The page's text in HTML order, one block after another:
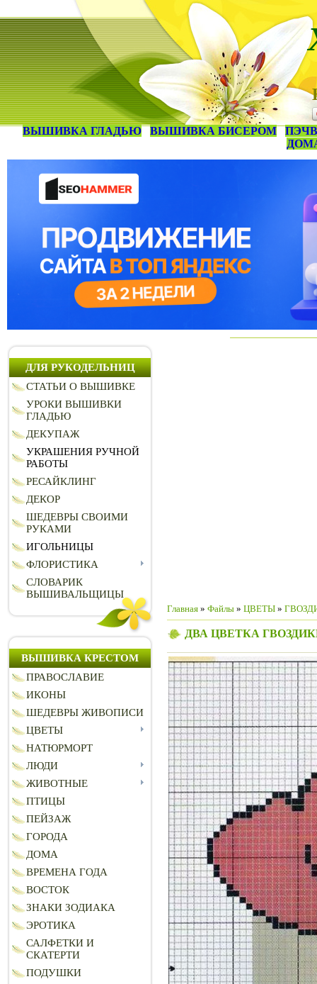
ВЫШИВКА ГЛАДЬЮ ВЫШИВКА БИСЕРОМ
ДЛЯ РУКОДЕЛЬНИЦ
СТАТЬИ О ВЫШИВКЕ
УРОКИ ВЫШИВКИ
ГЛАДЬЮ
ДЕКУПАЖ
УКРАШЕНИЯ РУЧНОЙ
РАБОТЫ
РЕСАЙКЛИНГ
ДЕКОР
ШЕДЕВРЫ СВОИМИ
РУКАМИ
ИГОЛЬНИЦЫ
ФЛОРИСТИКА
СЛОВАРИК
ВЫШИВАЛЬЩИЦЫ
ВЫШИВКА КРЕСТОМ
ПРАВОСЛАВИЕ
ИКОНЫ
ШЕДЕВРЫ ЖИВОПИСИ
ЦВЕТЫ
НАТЮРМОРТ
ЛЮДИ
ЖИВОТНЫЕ
ПТИЦЫ
ПЕЙЗАЖ
ГОРОДА
ДОМА
ВРЕМЕНА ГОДА
ВОСТОК
ЗНАКИ ЗОДИАКА
ЭРОТИКА
САЛФЕТКИ И
СКАТЕРТИ
ПОДУШКИ
Главная » Файлы » ЦВЕТЫ »
ДВА ЦВЕТКА